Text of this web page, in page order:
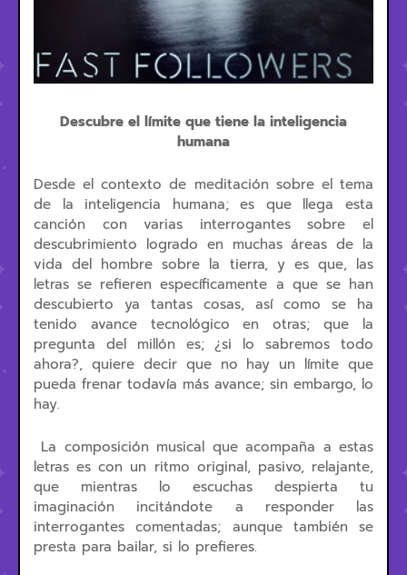
Descubre el límite que tiene la inteligencia
humana
Desde el contexto de meditación sobre el tema
de la inteligencia humana; es que llega esta
canción con varias interrogantes sobre el
descubrimiento logrado en muchas áreas de la
vida del hombre sobre la tierra, y es que, las
letras se refieren específicamente a que se han
descubierto ya tantas cosas, así como se ha
tenido avance tecnológico en otras; que la
pregunta del millón es; ¿si lo sabremos todo
ahora?, quiere decir que no hay un límite que
pueda frenar todavía más avance; sin embargo, lo
hay.
La composición musical que acompaña a estas
letras es con un ritmo original, pasivo, relajante,
que mientras lo escuchas despierta tu
imaginación incitándote a responder las
interrogantes comentadas; aunque también se
presta para bailar, si lo prefieres.